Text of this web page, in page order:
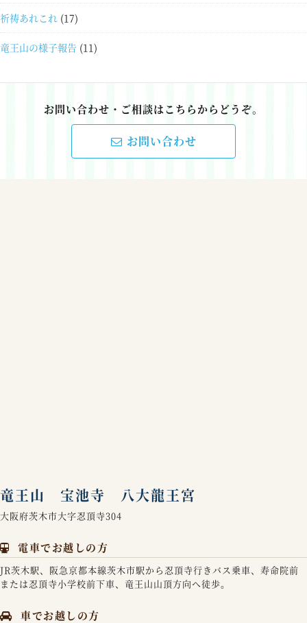
祈祷あれこれ (17)
竜王山の様子報告 (11)
お問い合わせ・ご相談はこちらからどうぞ。
お問い合わせ
竜王山 宝池寺 八大龍王宮
大阪府茨木市大字忍頂寺304
電車でお越しの方
JR茨木駅、阪急京都本線茨木市駅から忍頂寺行きバス乗車、寿命院前
または忍頂寺小学校前下車、竜王山山頂方向へ徒歩。
車でお越しの方